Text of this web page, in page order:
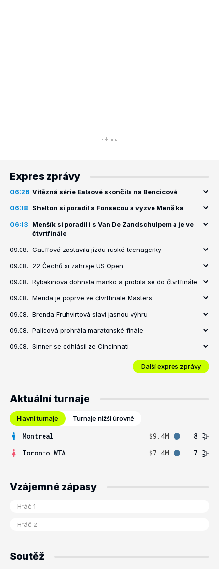
Expres zprávy
06:26 Vítězná série Ealaové skončila na Bencicové
06:18 Shelton si poradil s Fonsecou a vyzve Menšíka
06:13
Menšík si poradil i s Van De Zandschulpem a je ve
čtvrtfinále
09.08. Gauffová zastavila jízdu ruské teenagerky
09.08. 22 Čechů si zahraje US Open
09.08. Rybakinová dohnala manko a probila se do čtvrtfinále
09.08. Mérida je poprvé ve čtvrtfinále Masters
09.08. Brenda Fruhvirtová slaví jasnou výhru
09.08. Palicová prohrála maratonské finále
09.08. Sinner se odhlásil ze Cincinnati
Další expres zprávy
Aktuální turnaje
Hlavní turnaje Turnaje nižší úrovně
Montreal $9.4M
8
Toronto WTA
$7.4M 7
Vzájemné zápasy
Soutěž